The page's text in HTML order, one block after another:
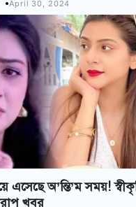
April 30, 2024
এসেছে অ’ন্তি’ম সময়!
খবর